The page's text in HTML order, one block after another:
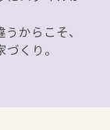
からこそ、
くり。